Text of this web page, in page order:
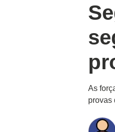
As
provas